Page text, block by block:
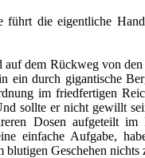
führt die eigentliche
dem Rückweg von
durch gigantische
im friedfertigen
sollte er nicht gewillt
Dosen aufgeteilt
einfache Aufgabe,
Geschehen nichts